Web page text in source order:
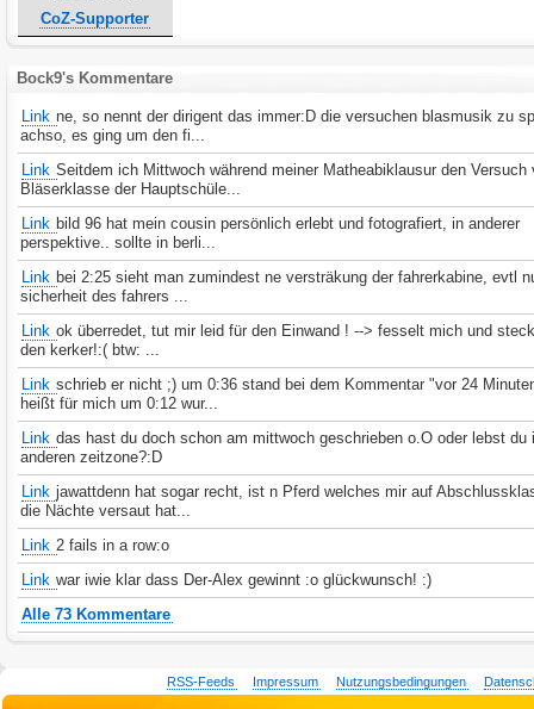
CoZ-Supporter
Bock9's Kommentare
Link ne, so nennt der dirigent das immer:D die versuchen blasmusik zu
achso, es ging um den fi...
Link Seitdem ich Mittwoch während meiner Matheabiklausur den Versuch
Bläserklasse der Hauptschüle...
Link bild 96 hat mein cousin persönlich erlebt und fotografiert, in anderer
perspektive.. sollte in berli...
Link bei 2:25 sieht man zumindest ne versträkung der fahrerkabine, evtl
sicherheit des fahrers ...
Link ok überredet, tut mir leid für den Einwand ! --> fesselt mich und
den kerker!:( btw: ...
Link schrieb er nicht ;) um 0:36 stand bei dem Kommentar "vor 24
heißt für mich um 0:12 wur...
Link das hast du doch schon am mittwoch geschrieben o.O oder lebst du
anderen zeitzone?:D
Link jawattdenn hat sogar recht, ist n Pferd welches mir auf
die Nächte versaut hat...
Link 2 fails in a row:o
Link war iwie klar dass Der-Alex gewinnt :o glückwunsch! :)
Alle 73 Kommentare
RSS-Feeds Impressum Nutzungsbedingungen